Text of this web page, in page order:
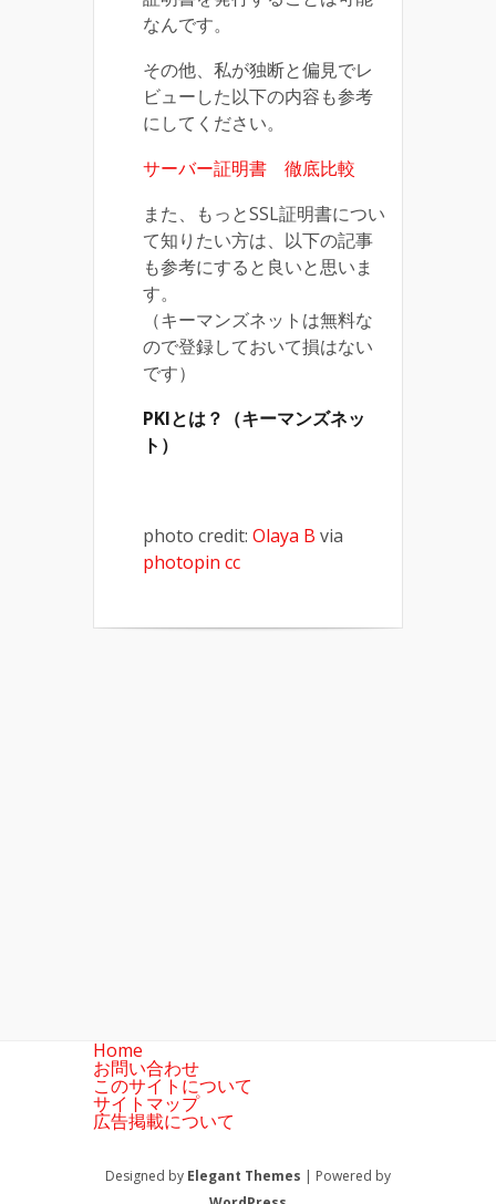
なんです。
その他、私が独断と偏見でレ
ビューした以下の内容も参考
にしてください。
サーバー証明書 徹底比較
また、もっとSSL証明書につい
て知りたい方は、以下の記事
も参考にすると良いと思いま
す。
（キーマンズネットは無料な
ので登録しておいて損はない
です）
PKIとは？（キーマンズネッ
ト）
photo credit: Olaya B via
photopin cc
Home
お問い合わせ
このサイトについて
サイトマップ
広告掲載について
Designed by Elegant Themes | Powered by